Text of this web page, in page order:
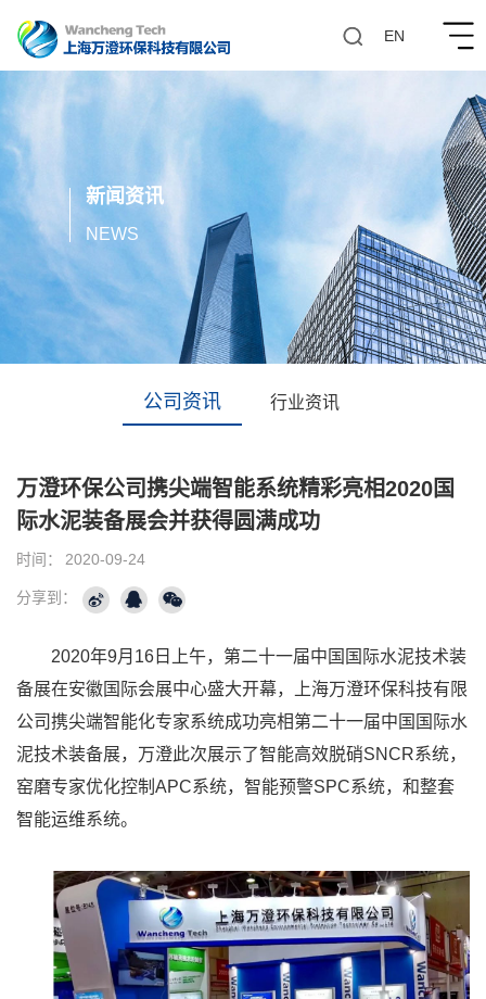
EN
新闻资讯
NEWS
公司资讯 行业资讯
万澄环保公司携尖端智能系统精彩亮相2020国
际水泥装备展会并获得圆满成功
时间： 2020-09-24
分享到：
2020年9月16日上午，第二十一届中国国际水泥技术装
备展在安徽国际会展中心盛大开幕，上海万澄环保科技有限
公司携尖端智能化专家系统成功亮相第二十一届中国国际水
泥技术装备展，万澄此次展示了智能高效脱硝SNCR系统，
窑磨专家优化控制APC系统，智能预警SPC系统，和整套
智能运维系统。